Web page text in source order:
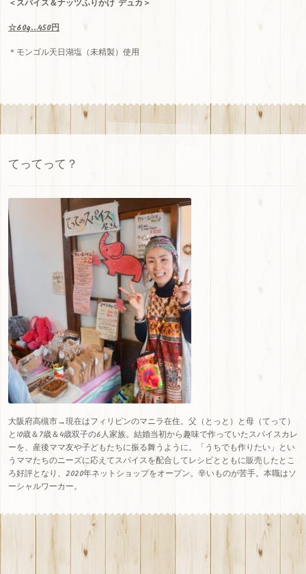
＜スパイス＆ナッツふりかけ デュカ＞
☆60g…450円
＊モンゴル天日湖塩（未精製）使用
てってって？
大阪府高槻市→現在はフィリピンのマニラ在住。父（とっと）と母（てって）
と10歳＆7歳＆4歳双子の6人家族。結婚当初から趣味で作っていたスパイスカレ
ーを、産後ママ友や子どもたちに振る舞うように。「うちでも作りたい」とい
うママたちのニーズに応えてスパイスを配合してレシピとともに販売したとこ
ろ好評となり、 2020年ネットショップをオープン。辛いものが苦手。本職はソ
ーシャルワーカー。